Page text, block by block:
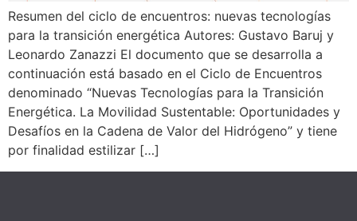
Resumen del ciclo de encuentros: nuevas tecnologías
para la transición energética Autores: Gustavo Baruj y
Leonardo Zanazzi El documento que se desarrolla a
continuación está basado en el Ciclo de Encuentros
denominado “Nuevas Tecnologías para la Transición
Energética. La Movilidad Sustentable: Oportunidades y
Desafíos en la Cadena de Valor del Hidrógeno” y tiene
por finalidad estilizar […]